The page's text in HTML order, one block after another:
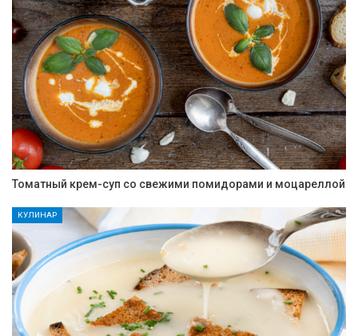
Томатный крем-суп со свежими помидорами и моцареллой
КУЛИНАР